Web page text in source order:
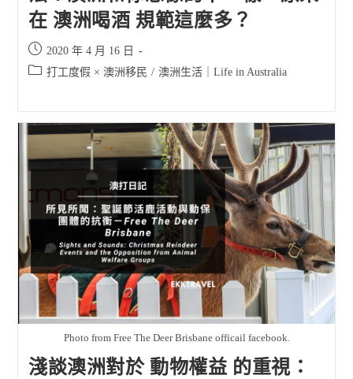
在 澳洲喝酒 規範這麼多？
Post
published:
2020 年 4 月 16 日
Post 打工度假 × 澳洲移民 / 澳洲生活｜Life in Australia
Photo from Free The Deer Brisbane officail facebook.
淺談澳洲對於 動物權益 的重視：